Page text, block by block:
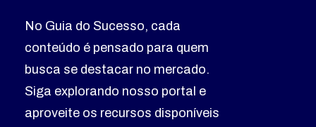
No Guia do Sucesso, cada
conteúdo é pensado para quem
busca se destacar no mercado.
Siga explorando nosso portal e
aproveite os recursos disponíveis